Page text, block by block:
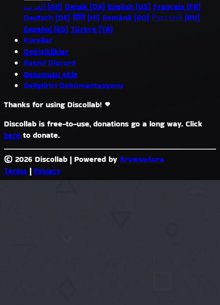
العربية (AR) Dansk (DA) English (US) Français (FR)
Deutsch (DE) हिंदी (HI) Română (RO) Русский (RU)
Español (ES) Türkçe (TR)
Kurallar
Değişiklikler
Resmî Discord
Botumuzu ekle
Geliştirici Dokümantasyonu
Thanks for using Discollab!
Discollab is free-to-use, donations go a long way. Click
here to donate.
© 2026 Discollab | Powered by BrowseAura
Terms | Privacy